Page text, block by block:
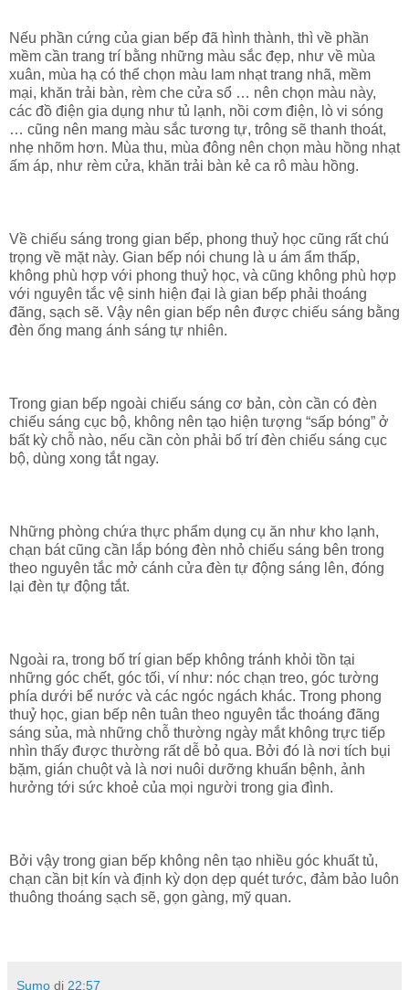
Nếu phần cứng của gian bếp đã hình thành, thì về phần
mềm cần trang trí bằng những màu sắc đẹp, như về mùa
xuân, mùa hạ có thể chọn màu lam nhạt trang nhã, mềm
mại, khăn trải bàn, rèm che cửa sổ … nên chọn màu này,
các đồ điện gia dụng như tủ lạnh, nồi cơm điện, lò vi sóng
… cũng nên mang màu sắc tương tự, trông sẽ thanh thoát,
nhẹ nhõm hơn. Mùa thu, mùa đông nên chọn màu hồng nhạt
ấm áp, như rèm cửa, khăn trải bàn kẻ ca rô màu hồng.
Về chiếu sáng trong gian bếp, phong thuỷ học cũng rất chú
trọng về mặt này. Gian bếp nói chung là u ám ẩm thấp,
không phù hợp với phong thuỷ học, và cũng không phù hợp
với nguyên tắc vệ sinh hiện đại là gian bếp phải thoáng
đãng, sạch sẽ. Vậy nên gian bếp nên được chiếu sáng bằng
đèn ống mang ánh sáng tự nhiên.
Trong gian bếp ngoài chiếu sáng cơ bản, còn cần có đèn
chiếu sáng cục bộ, không nên tạo hiện tượng “sấp bóng” ở
bất kỳ chỗ nào, nếu cần còn phải bố trí đèn chiếu sáng cục
bộ, dùng xong tắt ngay.
Những phòng chứa thực phẩm dụng cụ ăn như kho lạnh,
chạn bát cũng cần lắp bóng đèn nhỏ chiếu sáng bên trong
theo nguyên tắc mở cánh cửa đèn tự động sáng lên, đóng
lại đèn tự động tắt.
Ngoài ra, trong bố trí gian bếp không tránh khỏi tồn tại
những góc chết, góc tối, ví như: nóc chạn treo, góc tường
phía dưới bể nước và các ngóc ngách khác. Trong phong
thuỷ học, gian bếp nên tuân theo nguyên tắc thoáng đãng
sáng sủa, mà những chỗ thường ngày mắt không trực tiếp
nhìn thấy được thường rất dễ bỏ qua. Bởi đó là nơi tích bụi
bặm, gián chuột và là nơi nuôi dưỡng khuẩn bệnh, ảnh
hưởng tới sức khoẻ của mọi người trong gia đình.
Bởi vậy trong gian bếp không nên tạo nhiều góc khuất tủ,
chạn cần bịt kín và định kỳ dọn dẹp quét tước, đảm bảo luôn
thuông thoáng sạch sẽ, gọn gàng, mỹ quan.
Sumo di 22:57